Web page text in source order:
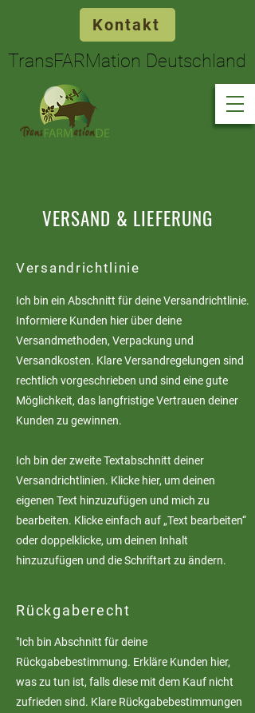
TransFARMation Deutschland
TransFARMation Deutschland
Kontakt
VERSAND & LIEFERUNG
Versandrichtlinie
Ich bin ein Abschnitt für deine Versandrichtlinie.
Informiere Kunden hier über deine
Versandmethoden, Verpackung und
Versandkosten. Klare Versandregelungen sind
rechtlich vorgeschrieben und sind eine gute
Möglichkeit, das langfristige Vertrauen deiner
Kunden zu gewinnen.
Ich bin der zweite Textabschnitt deiner
Versandrichtlinien. Klicke hier, um deinen
eigenen Text hinzuzufügen und mich zu
bearbeiten. Klicke einfach auf „Text bearbeiten“
oder doppelklicke, um deinen Inhalt
hinzuzufügen und die Schriftart zu ändern.
Rückgaberecht
"Ich bin Abschnitt für deine
Rückgabebestimmung. Erkläre Kunden hier,
was zu tun ist, falls diese mit dem Kauf nicht
zufrieden sind. Klare Rückgabebestimmungen